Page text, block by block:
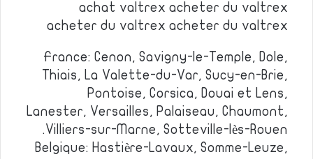
achat valtrex acheter du valtrex
acheter du valtrex acheter du valtrex
France: Cenon, Savigny-le-Temple, Dole,
Thiais, La Valette-du-Var, Sucy-en-Brie,
Pontoise, Corsica, Douai et Lens,
Lanester, Versailles, Palaiseau, Chaumont,
Villiers-sur-Marne, Sotteville-lès-Rouen.
Belgique: Hastière-Lavaux, Somme-Leuze,